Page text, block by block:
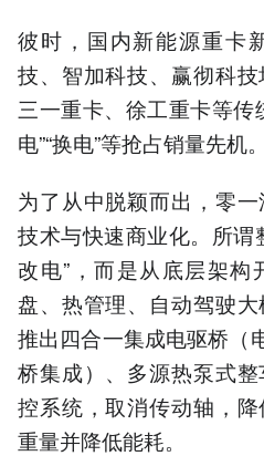
彼时，国内新能源重卡
技、智加科技、赢彻科
三一重卡、徐工重卡等传
电”“换电”等抢占销量先机。
为了从中脱颖而出，零
技术与快速商业化。所谓
改电”，而是从底层架
盘、热管理、自动驾驶
推出四合一集成电驱桥（
桥集成）、多源热泵式
控系统，取消传动轴，
重量并降低能耗。